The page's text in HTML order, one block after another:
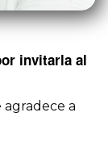
invitarla al
agradece a